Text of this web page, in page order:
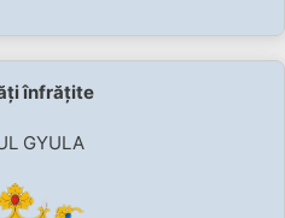
înfrățite
GYULA